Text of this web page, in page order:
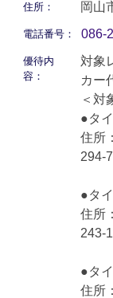
住所： 岡山
電話番号： 086-
優待内
容：
対象
カー
＜対
●タ
住所
294-
●タ
住所
243-
●タ
住所